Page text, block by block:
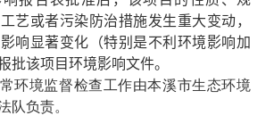
艺或者污染防治措施发生重大变动，
响显著变化（特别是不利环境影响加
批该项目环境影响文件。
环境监督检查工作由本溪市生态环境
队负责。